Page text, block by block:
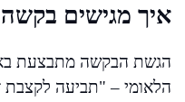
איך מגישים
הגשת הבקשה מתבצעת
הלאומי – "תביעה